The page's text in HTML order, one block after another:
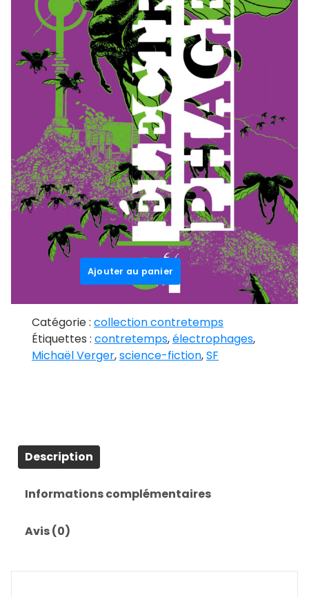
Électrophages
19,00
49 en stock
quantité
Ajouter au panier
Catégorie : collection contretemps
Étiquettes : contretemps,électrophages,
Michaël Verger,science-fiction,SF
Description
Informations complémentaires
Avis (0)